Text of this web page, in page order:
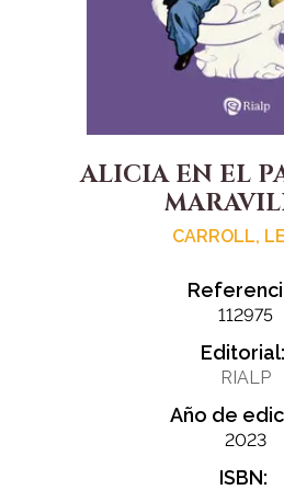
ALICIA EN EL
CARROLL,
112975
Editorial:
RIALP
Año de
2023
ISBN: